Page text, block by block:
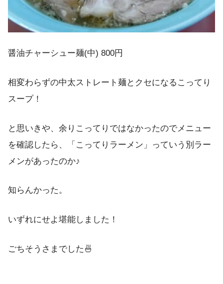
醤油チャーシュー麺(中) 800円
相変わらずの中太ストレート麺とクセになるこってり
スープ！
と思いきや、余りこってりではなかったのでメニュー
を確認したら、「こってりラーメン」っていう別ラー
メンがあったのか♪
知らんかった。
いずれにせよ堪能しました！
ごちそうさまでした🍜